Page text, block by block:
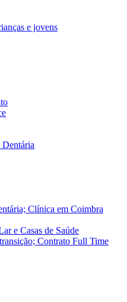
e jovens
Dentária
Clínica em Coimbra
e Casas de Saúde
Contrato Full Time